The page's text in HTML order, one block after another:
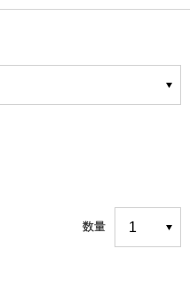
数量